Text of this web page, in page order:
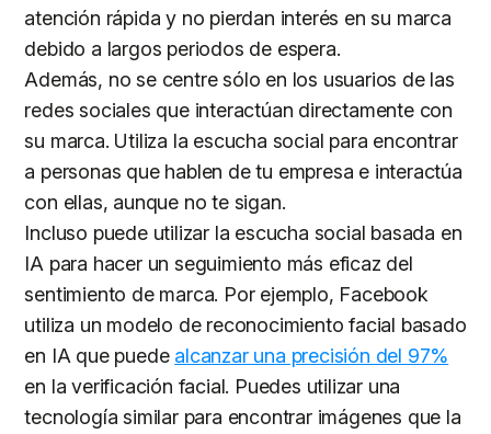
atención rápida y no pierdan interés en su marca
debido a largos periodos de espera.
Además, no se centre sólo en los usuarios de las
redes sociales que interactúan directamente con
su marca. Utiliza la escucha social para encontrar
a personas que hablen de tu empresa e interactúa
con ellas, aunque no te sigan.
Incluso puede utilizar la escucha social basada en
IA para hacer un seguimiento más eficaz del
sentimiento de marca. Por ejemplo, Facebook
utiliza un modelo de reconocimiento facial basado
en IA que puede alcanzar una precisión del 97%
en la verificación facial. Puedes utilizar una
tecnología similar para encontrar imágenes que la